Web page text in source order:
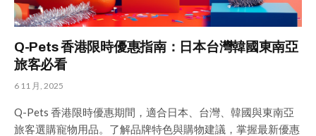
Q-Pets 香港限時優惠指南：日本台灣韓國東南亞
旅客必看
6 11 月, 2025
Q-Pets 香港限時優惠期間，適合日本、台灣、韓國與東南亞
旅客選購寵物用品。了解品牌特色與購物建議，掌握最新優惠